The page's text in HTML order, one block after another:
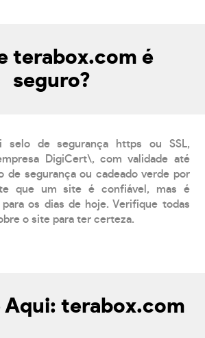
terabox.com é
seguro?
selo de segurança https ou SSL,
DigiCert\, com validade até
de segurança ou cadeado verde por
que um site é confiável, mas é
os dias de hoje. Verifique todas
o site para ter certeza.
Aqui: terabox.com